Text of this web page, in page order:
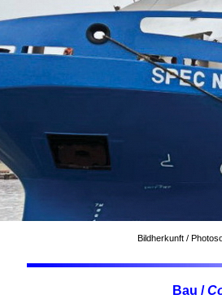
Bildherkunft /
Bau /